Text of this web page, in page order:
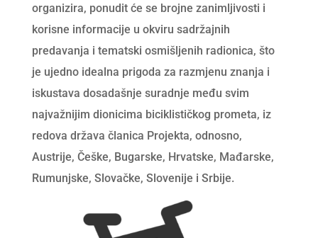
organizira, ponudit će se brojne zanimljivosti i
korisne informacije u okviru sadržajnih
predavanja i tematski osmišljenih radionica, što
je ujedno idealna prigoda za razmjenu znanja i
iskustava dosadašnje suradnje među svim
najvažnijim dionicima biciklističkog prometa, iz
redova država članica Projekta, odnosno,
Austrije, Češke, Bugarske, Hrvatske, Mađarske,
Rumunjske, Slovačke, Slovenije i Srbije.